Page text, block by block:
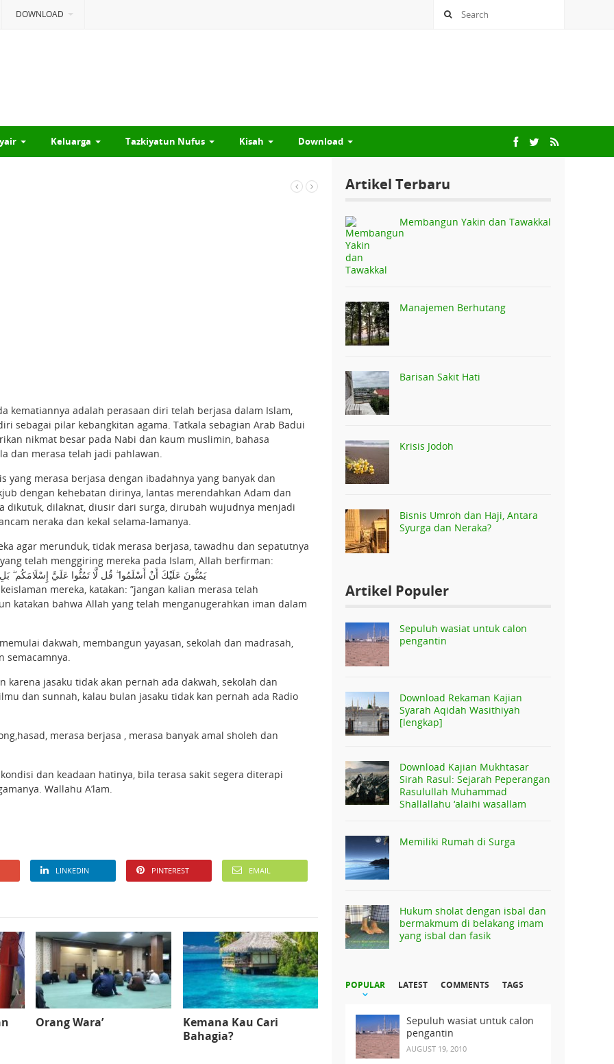
DOWNLOAD
Keluarga Tazkiyatun Nufus Kisah Download
kematiannya adalah perasaan diri telah berjasa dalam Islam,
sebagai pilar kebangkitan agama. Tatkala sebagian Arab Badui
nikmat besar pada Nabi dan kaum muslimin, bahasa
dan merasa telah jadi pahlawan.
merasa berjasa dengan ibadahnya yang banyak dan
dengan kehebatan dirinya, lantas merendahkan Adam dan
dikutuk, dilaknat, diusir dari surga, dirubah wujudnya menjadi
neraka dan kekal selama-lamanya.
agar merunduk, tidak merasa berjasa, tawadhu dan sepatutnya
telah menggiring mereka pada Islam, Allah berfirman:
يَمُنُّونَ عَلَيْكَ أَنْ أَسْلَمُوا ۖ قُل لَّا تَمُنُّوا عَلَيَّ إِسْلَامَكُم ۖ بَلِ
mereka, katakan: ”jangan kalian merasa telah
katakan bahwa Allah yang telah menganugerahkan iman dalam
dakwah, membangun yayasan, sekolah dan madrasah,
semacamnya.
jasaku tidak akan pernah ada dakwah, sekolah dan
dan sunnah, kalau bulan jasaku tidak kan pernah ada Radio
merasa berjasa , merasa banyak amal sholeh dan
dan keadaan hatinya, bila terasa sakit segera diterapi
Wallahu A’lam.
LINKEDIN PINTEREST EMAIL
Orang Wara’
Kemana Kau Cari
Bahagia?
Artikel Terbaru
Membangun Yakin dan Tawakkal
Manajemen Berhutang
Barisan Sakit Hati
Krisis Jodoh
Bisnis Umroh dan Haji, Antara
Syurga dan Neraka?
Artikel Populer
Sepuluh wasiat untuk calon
pengantin
Download Rekaman Kajian
Syarah Aqidah Wasithiyah
[lengkap]
Download Kajian Mukhtasar
Sirah Rasul: Sejarah Peperangan
Rasulullah Muhammad
Shallallahu ‘alaihi wasallam
Memiliki Rumah di Surga
Hukum sholat dengan isbal dan
bermakmum di belakang imam
yang isbal dan fasik
POPULAR LATEST COMMENTS TAGS
Sepuluh wasiat untuk calon
pengantin
AUGUST 19, 2010